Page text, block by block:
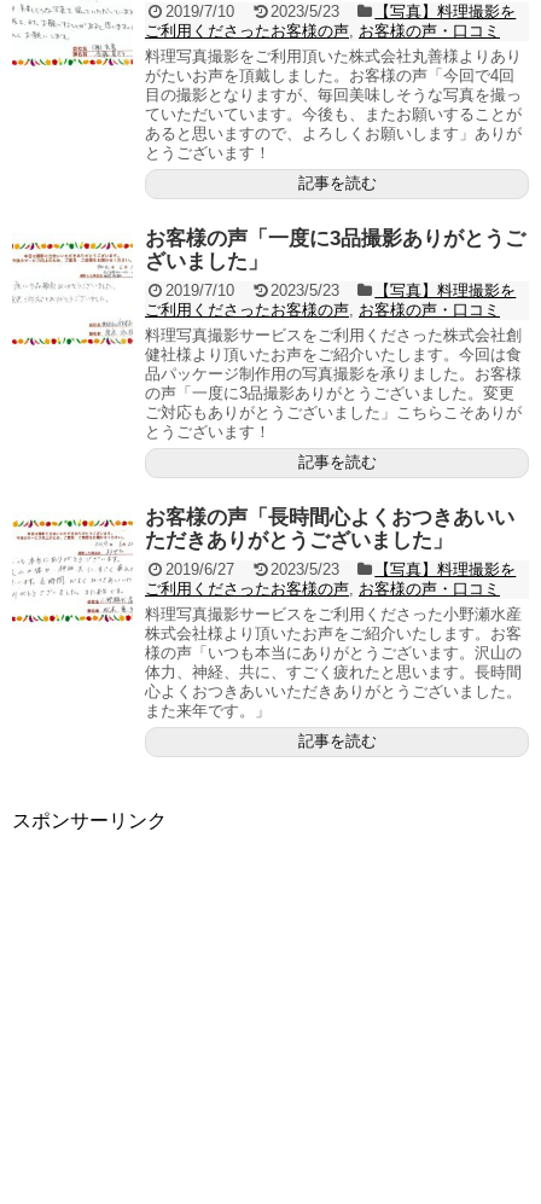
2019/7/10 2023/5/23
【写真】料理撮影を
ご利用くださったお客様の声 お客様の声・口コミ
料理写真撮影をご利用頂いた株式会社丸善様よりあり
がたいお声を頂戴しました。お客様の声「今回で4回
目の撮影となりますが、毎回美味しそうな写真を撮っ
ていただいています。今後も、またお願いすることが
あると思いますので、よろしくお願いします」ありが
とうございます！
記事を読む
お客様の声「一度に3品撮影ありがとうご
ざいました」
2019/7/10 2023/5/23
【写真】料理撮影を
ご利用くださったお客様の声 お客様の声・口コミ
料理写真撮影サービスをご利用くださった株式会社創
健社様より頂いたお声をご紹介いたします。今回は食
品パッケージ制作用の写真撮影を承りました。お客様
の声「一度に3品撮影ありがとうございました。変更
ご対応もありがとうございました」こちらこそありが
とうございます！
記事を読む
お客様の声「長時間心よくおつきあいい
ただきありがとうございました」
2019/6/27 2023/5/23
【写真】料理撮影を
ご利用くださったお客様の声 お客様の声・口コミ
料理写真撮影サービスをご利用くださった小野瀬水産
株式会社様より頂いたお声をご紹介いたします。お客
様の声「いつも本当にありがとうございます。沢山の
体力、神経、共に、すごく疲れたと思います。長時間
心よくおつきあいいただきありがとうございました。
また来年です。」
記事を読む
スポンサーリンク